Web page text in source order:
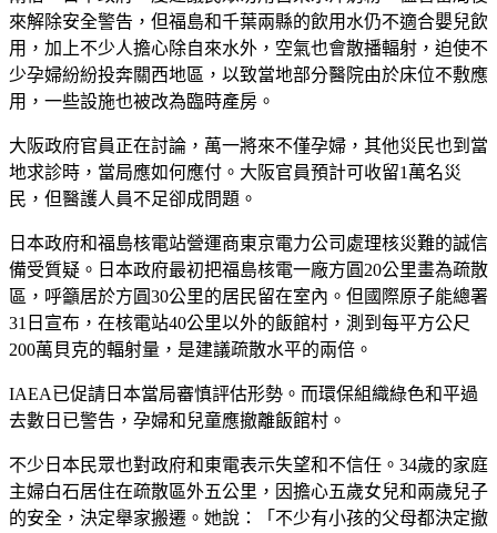
來解除安全警告，但福島和千葉兩縣的飲用水仍不適合嬰兒飲
用，加上不少人擔心除自來水外，空氣也會散播輻射，迫使不
少孕婦紛紛投奔關西地區，以致當地部分醫院由於床位不敷應
用，一些設施也被改為臨時產房。
大阪政府官員正在討論，萬一將來不僅孕婦，其他災民也到當
地求診時，當局應如何應付。大阪官員預計可收留1萬名災
民，但醫護人員不足卻成問題。
日本政府和福島核電站營運商東京電力公司處理核災難的誠信
備受質疑。日本政府最初把福島核電一廠方圓20公里畫為疏散
區，呼籲居於方圓30公里的居民留在室內。但國際原子能總署
31日宣布，在核電站40公里以外的飯館村，測到每平方公尺
200萬貝克的輻射量，是建議疏散水平的兩倍。
IAEA已促請日本當局審慎評估形勢。而環保組織綠色和平過
去數日已警告，孕婦和兒童應撤離飯館村。
不少日本民眾也對政府和東電表示失望和不信任。34歲的家庭
主婦白石居住在疏散區外五公里，因擔心五歲女兒和兩歲兒子
的安全，決定舉家搬遷。她說：「不少有小孩的父母都決定撤